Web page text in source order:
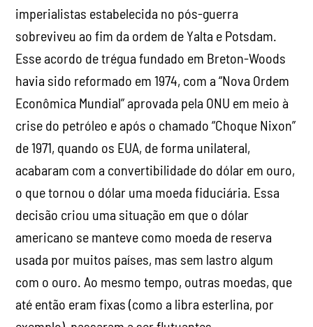
imperialistas estabelecida no pós-guerra
sobreviveu ao fim da ordem de Yalta e Potsdam.
Esse acordo de trégua fundado em Breton-Woods
havia sido reformado em 1974, com a “Nova Ordem
Econômica Mundial” aprovada pela ONU em meio à
crise do petróleo e após o chamado “Choque Nixon”
de 1971, quando os EUA, de forma unilateral,
acabaram com a convertibilidade do dólar em ouro,
o que tornou o dólar uma moeda fiduciária. Essa
decisão criou uma situação em que o dólar
americano se manteve como moeda de reserva
usada por muitos países, mas sem lastro algum
com o ouro. Ao mesmo tempo, outras moedas, que
até então eram fixas (como a libra esterlina, por